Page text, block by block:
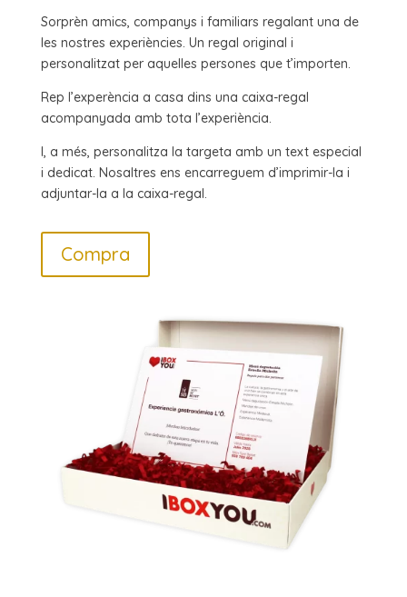
Sorprèn amics, companys i familiars regalant una de
les nostres experiències. Un regal original i
personalitzat per aquelles persones que t’importen.
Rep l’experència a casa dins una caixa-regal
acompanyada amb tota l’experiència.
I, a més, personalitza la targeta amb un text especial
i dedicat. Nosaltres ens encarreguem d’imprimir-la i
adjuntar-la a la caixa-regal.
Compra